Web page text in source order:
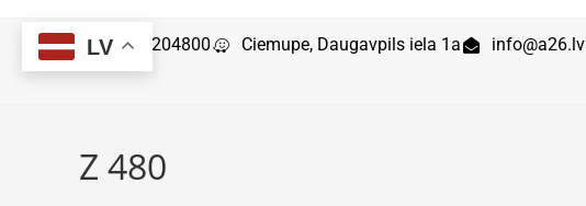
29204800 Ciemupe, Daugavpils iela 1a info@a26.lv
Z 480
LV